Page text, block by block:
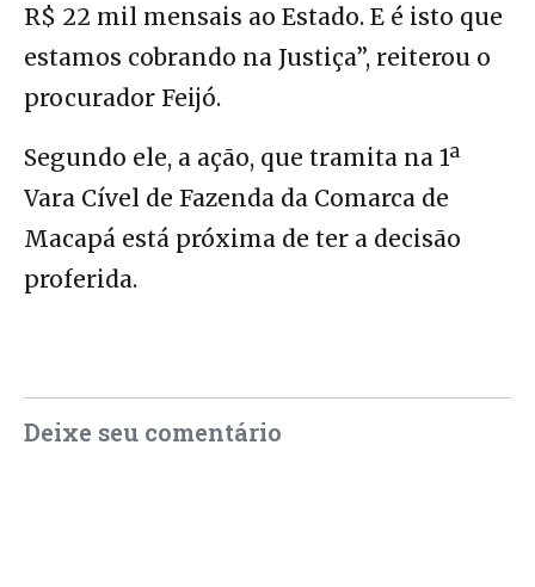
R$ 22 mil mensais ao Estado. E é isto que
estamos cobrando na Justiça”, reiterou o
procurador Feijó.
Segundo ele, a ação, que tramita na 1ª
Vara Cível de Fazenda da Comarca de
Macapá está próxima de ter a decisão
proferida.
Deixe seu comentário